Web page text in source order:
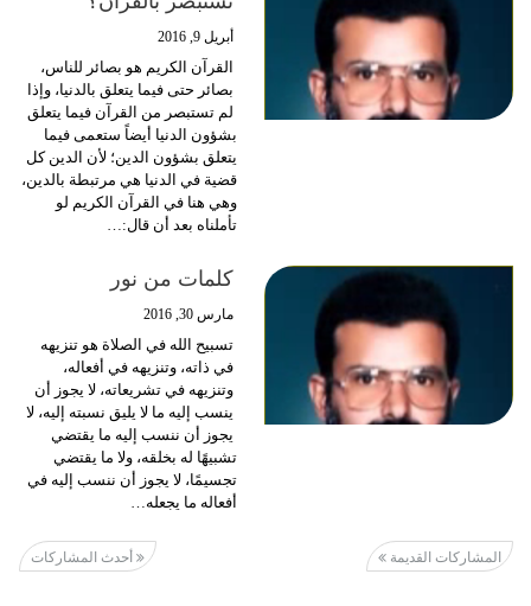
أبريل 9, 2016
القرآن الكريم هو بصائر للناس،
بصائر حتى فيما يتعلق بالدنيا، وإذا
لم تستبصر من القرآن فيما يتعلق
بشؤون الدنيا أيضاً ستعمى فيما
يتعلق بشؤون الدين؛ لأن الدين كل
قضية في الدنيا هي مرتبطة بالدين،
وهي هنا في القرآن الكريم لو
تأملناه بعد أن قال:…
كلمات من نور
مارس 30, 2016
تسبيح الله في الصلاة هو تنزيهه
في ذاته، وتنزيهه في أفعاله،
وتنزيهه في تشريعاته، لا يجوز أن
ينسب إليه ما لا يليق نسبته إليه، لا
يجوز أن ننسب إليه ما يقتضي
تشبيهًا له بخلقه، ولا ما يقتضي
تجسيمًا، لا يجوز أن ننسب إليه في
أفعاله ما يجعله…
المشاركات القديمة أحدث المشاركات